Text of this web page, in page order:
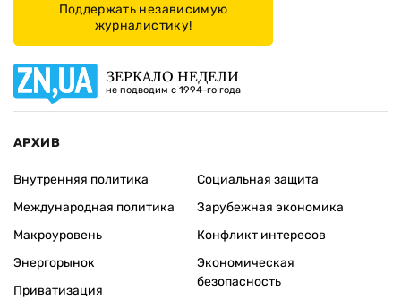
Поддержать независимую
журналистику!
ЗЕРКАЛО НЕДЕЛИ
не подводим с 1994-го года
АРХИВ
Внутренняя политика
Международная политика
Макроуровень
Энергорынок
Приватизация
Социальная защита
Зарубежная экономика
Конфликт интересов
Экономическая
безопасность